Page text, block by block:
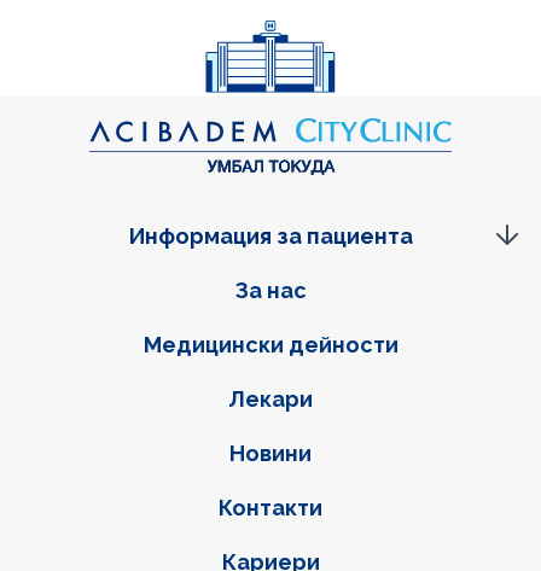
Фуутер навигация
За нас
Медицински дейности
Лекари
Новини
Контакти
Кариери
Информация за пациента